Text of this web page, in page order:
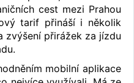
cest mezi Prahou
tarif přináší i několik
zvýšení přirážek za jízdu
mobilní aplikace